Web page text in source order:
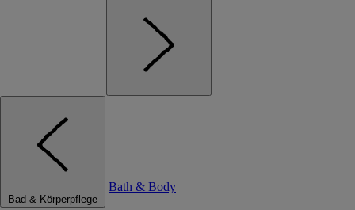
Bad & Körperpflege
Bath & Body